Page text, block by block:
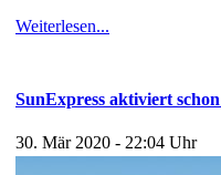
Weiterlesen...
SunExpress aktiviert
30. Mär 2020 - 22:04 Uhr